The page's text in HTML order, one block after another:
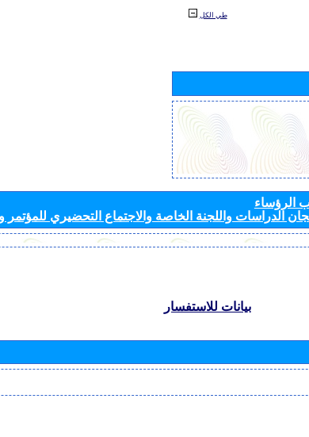
طي الكل
الرؤساء
الدراسات واللجنة الخاصة والاجتماع التحضيري للمؤتمر
بيانات للاستفسار